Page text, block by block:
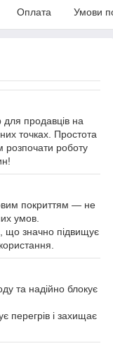
Оплата Умови
продавців на
точках. Простота
розпочати роботу
покриттям — не
умов.
що значно підвищує
та надійно блокує
перегрів і захищає